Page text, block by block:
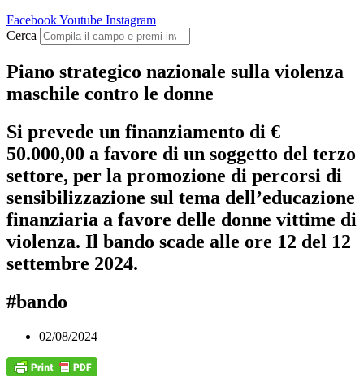
FacebookYoutube Instagram
Cerca
Piano strategico nazionale sulla violenza
maschile contro le donne
Si prevede un finanziamento di €
50.000,00 a favore di un soggetto del terzo
settore, per la promozione di percorsi di
sensibilizzazione sul tema dell’educazione
finanziaria a favore delle donne vittime di
violenza. Il bando scade alle ore 12 del 12
settembre 2024.
#bando
02/08/2024